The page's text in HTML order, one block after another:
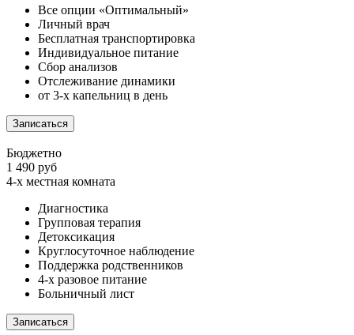
Все опции «Оптимальный»
Личный врач
Бесплатная транспортировка
Индивидуальное питание
Сбор анализов
Отслеживание динамики
от 3-х капельниц в день
Записаться
Бюджетно
1 490 руб
4-х местная комната
Диагностика
Групповая терапия
Детоксикация
Круглосуточное наблюдение
Поддержка родственников
4-х разовое питание
Больничный лист
Записаться